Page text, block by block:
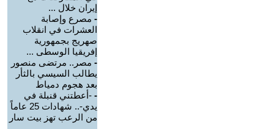
إيران خلال ...
- مصرع وإصابة
العشرات في انقلاب
صهريج بجمهورية
إفريقيا الوسطى ...
- مصر.. مرتضى منصور
يطالب السيسي بالثأر
بعد هجوم دمياط
- -أعطتني قنبلة في
يدي-.. شهادات 25 عاماً
من الرعب تهز بيت سار